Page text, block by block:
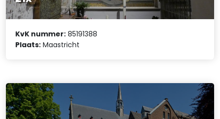
KvK nummer: 85191388
Plaats: Maastricht